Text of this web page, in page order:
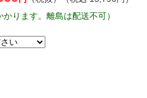
ります。離島は配送不可）